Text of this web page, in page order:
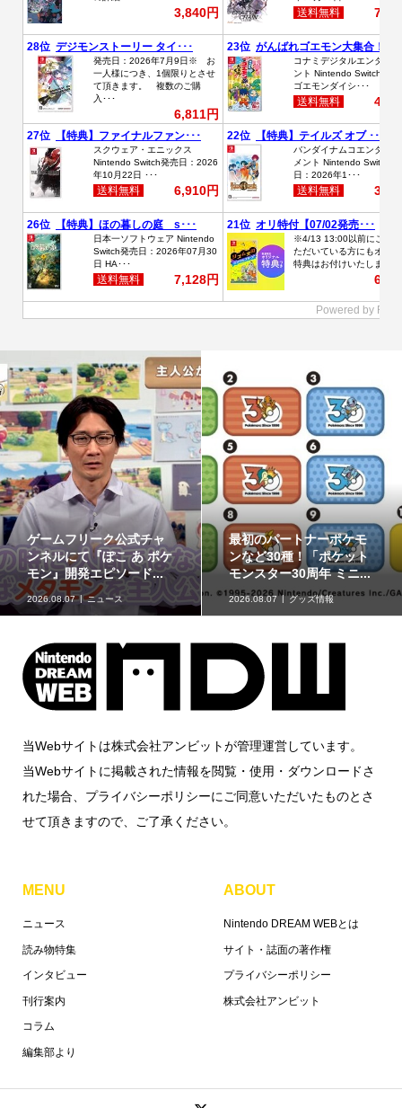
ト
...
ポケモンの姿のソフビ貯
金箱「ポケモンコインバ
ンク」に、ゲンガーな...
2026.08.07 グッズ情報
8月7日より事前抽選
始！ 高知県にて「N
ンバーによるポケモ
2026.08.07 イベント情報
当Webサイトは株式会社アンビットが管理運営しています。
当Webサイトに掲載された情報を閲覧・使用・ダウンロードさ
れた場合、プライバシーポリシーにご同意いただいたものとさ
せて頂きますので、ご了承ください。
MENU
ニュース
読み物特集
インタビュー
刊行案内
コラム
編集部より
ABOUT
Nintendo DREAM WEBとは
サイト・誌面の著作権
プライバシーポリシー
株式会社アンビット